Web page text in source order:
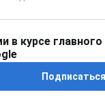
в курсе
Подписаться